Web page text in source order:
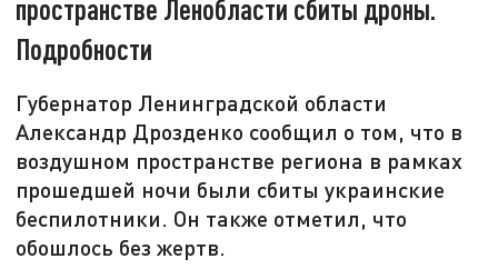
пространстве Ленобласти сбиты дроны.
Подробности
Губернатор Ленинградской области
Александр Дрозденко сообщил о том, что в
воздушном пространстве региона в рамках
прошедшей ночи были сбиты украинские
беспилотники. Он также отметил, что
обошлось без жертв.